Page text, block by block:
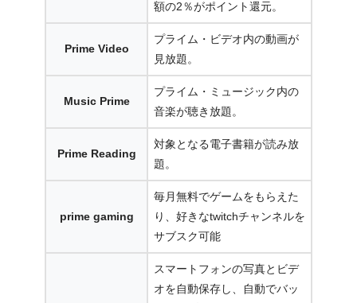
額の2％がポイント還元。
Prime Video
プライム・ビデオ内の動画が
見放題。
Music Prime
プライム・ミュージック内の
音楽が聴き放題。
Prime Reading
対象となる電子書籍が読み放
題。
prime gaming
毎月無料でゲームをもらえた
り、好きなtwitchチャンネルを
サブスク可能
スマートフォンの写真とビデ
オを自動保存し、自動でバッ